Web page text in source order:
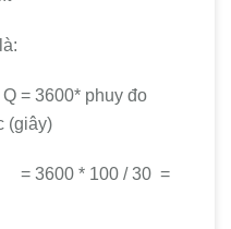
là:
đo
(giây)
/ 30 =